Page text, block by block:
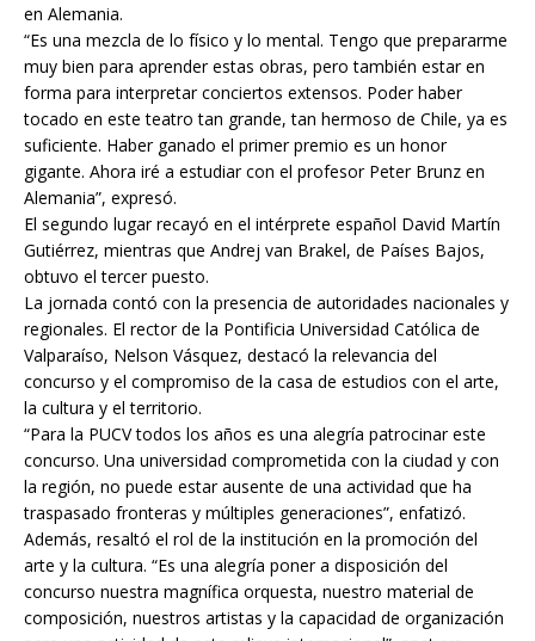
en Alemania.
“Es una mezcla de lo físico y lo mental. Tengo que prepararme
muy bien para aprender estas obras, pero también estar en
forma para interpretar conciertos extensos. Poder haber
tocado en este teatro tan grande, tan hermoso de Chile, ya es
suficiente. Haber ganado el primer premio es un honor
gigante. Ahora iré a estudiar con el profesor Peter Brunz en
Alemania”, expresó.
El segundo lugar recayó en el intérprete español David Martín
Gutiérrez, mientras que Andrej van Brakel, de Países Bajos,
obtuvo el tercer puesto.
La jornada contó con la presencia de autoridades nacionales y
regionales. El rector de la Pontificia Universidad Católica de
Valparaíso, Nelson Vásquez, destacó la relevancia del
concurso y el compromiso de la casa de estudios con el arte,
la cultura y el territorio.
“Para la PUCV todos los años es una alegría patrocinar este
concurso. Una universidad comprometida con la ciudad y con
la región, no puede estar ausente de una actividad que ha
traspasado fronteras y múltiples generaciones”, enfatizó.
Además, resaltó el rol de la institución en la promoción del
arte y la cultura. “Es una alegría poner a disposición del
concurso nuestra magnífica orquesta, nuestro material de
composición, nuestros artistas y la capacidad de organización